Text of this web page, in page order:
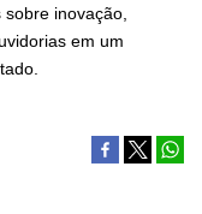
inovação,
em um